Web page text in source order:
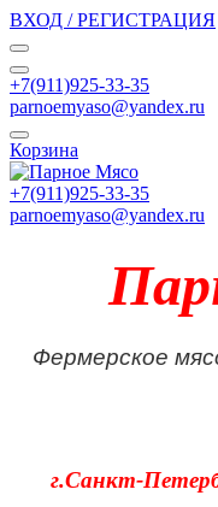
ВХОД / РЕГИСТРАЦИЯ
+7(911)925-33-35
parnoemyaso@yandex.ru
Корзина
+7(911)925-33-35
parnoemyaso@yandex.ru
Фермерское
г.Санкт-